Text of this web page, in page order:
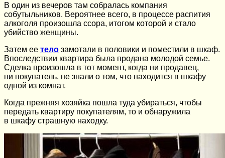
В один из вечеров там собралась компания
собутыльников. Вероятнее всего, в процессе распития
алкоголя произошла ссора, итогом которой и стало
убийство женщины.
Затем ее тело замотали в половики и поместили в шкаф.
Впоследствии квартира была продана молодой семье.
Сделка произошла в тот момент, когда ни продавец,
ни покупатель, не знали о том, что находится в шкафу
одной из комнат.
Когда прежняя хозяйка пошла туда убираться, чтобы
передать квартиру покупателям, то и обнаружила
в шкафу страшную находку.